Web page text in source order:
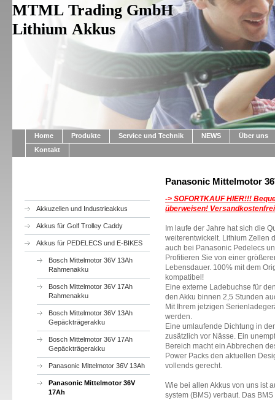
MTML Trading GmbH
Lithium Akkus
Home Produkte Service und Technik NEWS
Über uns
Kontakt
Akkuzellen und Industrieakkus
Akkus für Golf Trolley Caddy
Akkus für PEDELECS und E-BIKES
Bosch Mittelmotor 36V 13Ah
Rahmenakku
Bosch Mittelmotor 36V 17Ah
Rahmenakku
Bosch Mittelmotor 36V 13Ah
Gepäckträgerakku
Bosch Mittelmotor 36V 17Ah
Gepäckträgerakku
Panasonic Mittelmotor 36V 13Ah
Panasonic Mittelmotor 36V
17Ah
Panasonic Mittelmotor
-> SOFORTKAUF HIER!!!
überweisen!
Im laufe der Jahre hat sich die
weiterentwickelt. Lithium Zellen
auch bei Panasonic Pedelecs
Profitieren Sie von einer
Lebensdauer. 100% mit dem
kompatibel!
Eine externe Ladebuchse für
den Akku binnen 2,5 Stunden
Mit Ihrem jetzigen
werden.
Eine umlaufende Dichtung in
zusätzlich vor Nässe. Ein
Bereich macht ein Abbrechen
Power Packs den aktuellen
vollends gerecht.
Wie bei allen Akkus von uns ist
system (BMS) verbaut. Das